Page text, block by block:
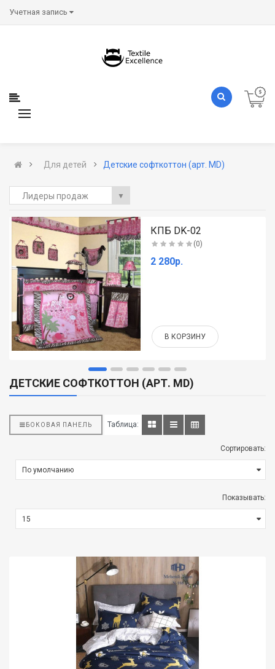
Учетная запись
Для детей Детские софткоттон (арт. MD)
Лидеры продаж ▼
КПБ DK-02
(0)
2 280р.
В КОРЗИНУ
ДЕТСКИЕ СОФТКОТТОН (АРТ. MD)
БОКОВАЯ ПАНЕЛЬ Таблица:
Сортировать:
Показывать: